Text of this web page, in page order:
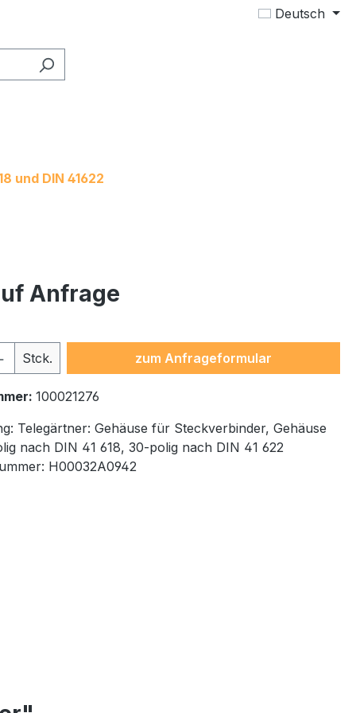
Deutsch
und DIN 41622
Anfrage
Produkt Anzahl: Gib den
Stck. zum Anfrageformular
100021276
Telegärtner: Gehäuse für Steckverbinder, Gehäuse
nach DIN 41 618, 30-polig nach DIN 41 622
H00032A0942